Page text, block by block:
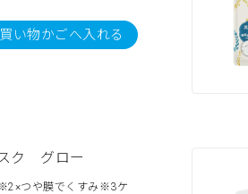
買い物かごへ入れる
ク グロー
つや膜でくすみ※3ケ